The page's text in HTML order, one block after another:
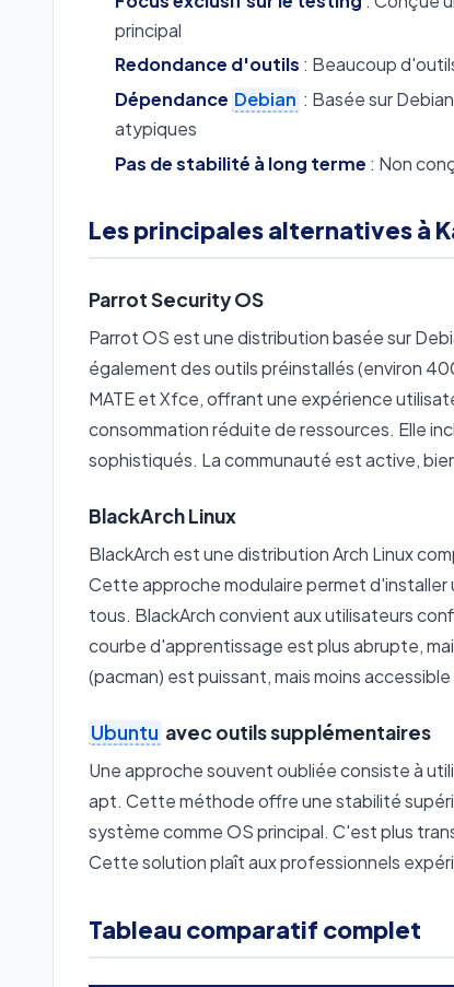
principal
Redondance d'outils : Beaucoup
Dépendance Debian : Basée sur
atypiques
Pas de stabilité à long terme : Non
Les principales alternatives à
Parrot Security OS
Parrot OS est une distribution basée sur
également des outils préinstallés (environ
MATE et Xfce, offrant une expérience
consommation réduite de ressources. Elle
sophistiqués. La communauté est active,
BlackArch Linux
BlackArch est une distribution Arch Linux
Cette approche modulaire permet d'installer
tous. BlackArch convient aux utilisateurs
courbe d'apprentissage est plus abrupte,
(pacman) est puissant, mais moins
Ubuntu avec outils supplémentaires
Une approche souvent oubliée consiste à
apt. Cette méthode offre une stabilité
système comme OS principal. C'est plus
Cette solution plaît aux professionnels
Tableau comparatif complet